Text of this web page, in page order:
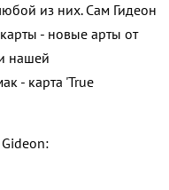
из них. Сам Гидеон
- новые арты от
нашей
- карта 'True